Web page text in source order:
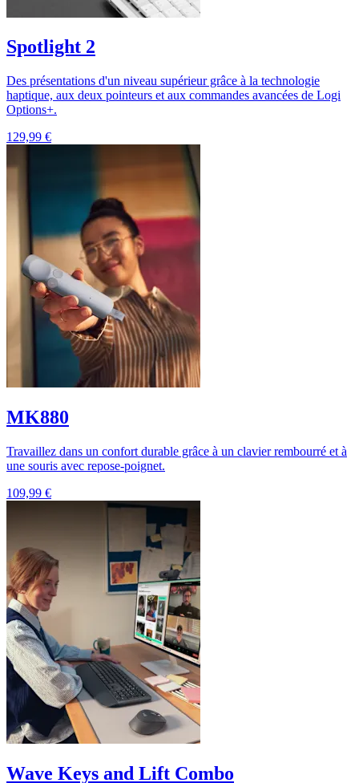
Spotlight 2
Des présentations d'un niveau supérieur grâce à la technologie
haptique, aux deux pointeurs et aux commandes avancées de Logi
Options+.
129,99 €
MK880
Travaillez dans un confort durable grâce à un clavier rembourré et à
une souris avec repose-poignet.
109,99 €
Wave Keys and Lift Combo